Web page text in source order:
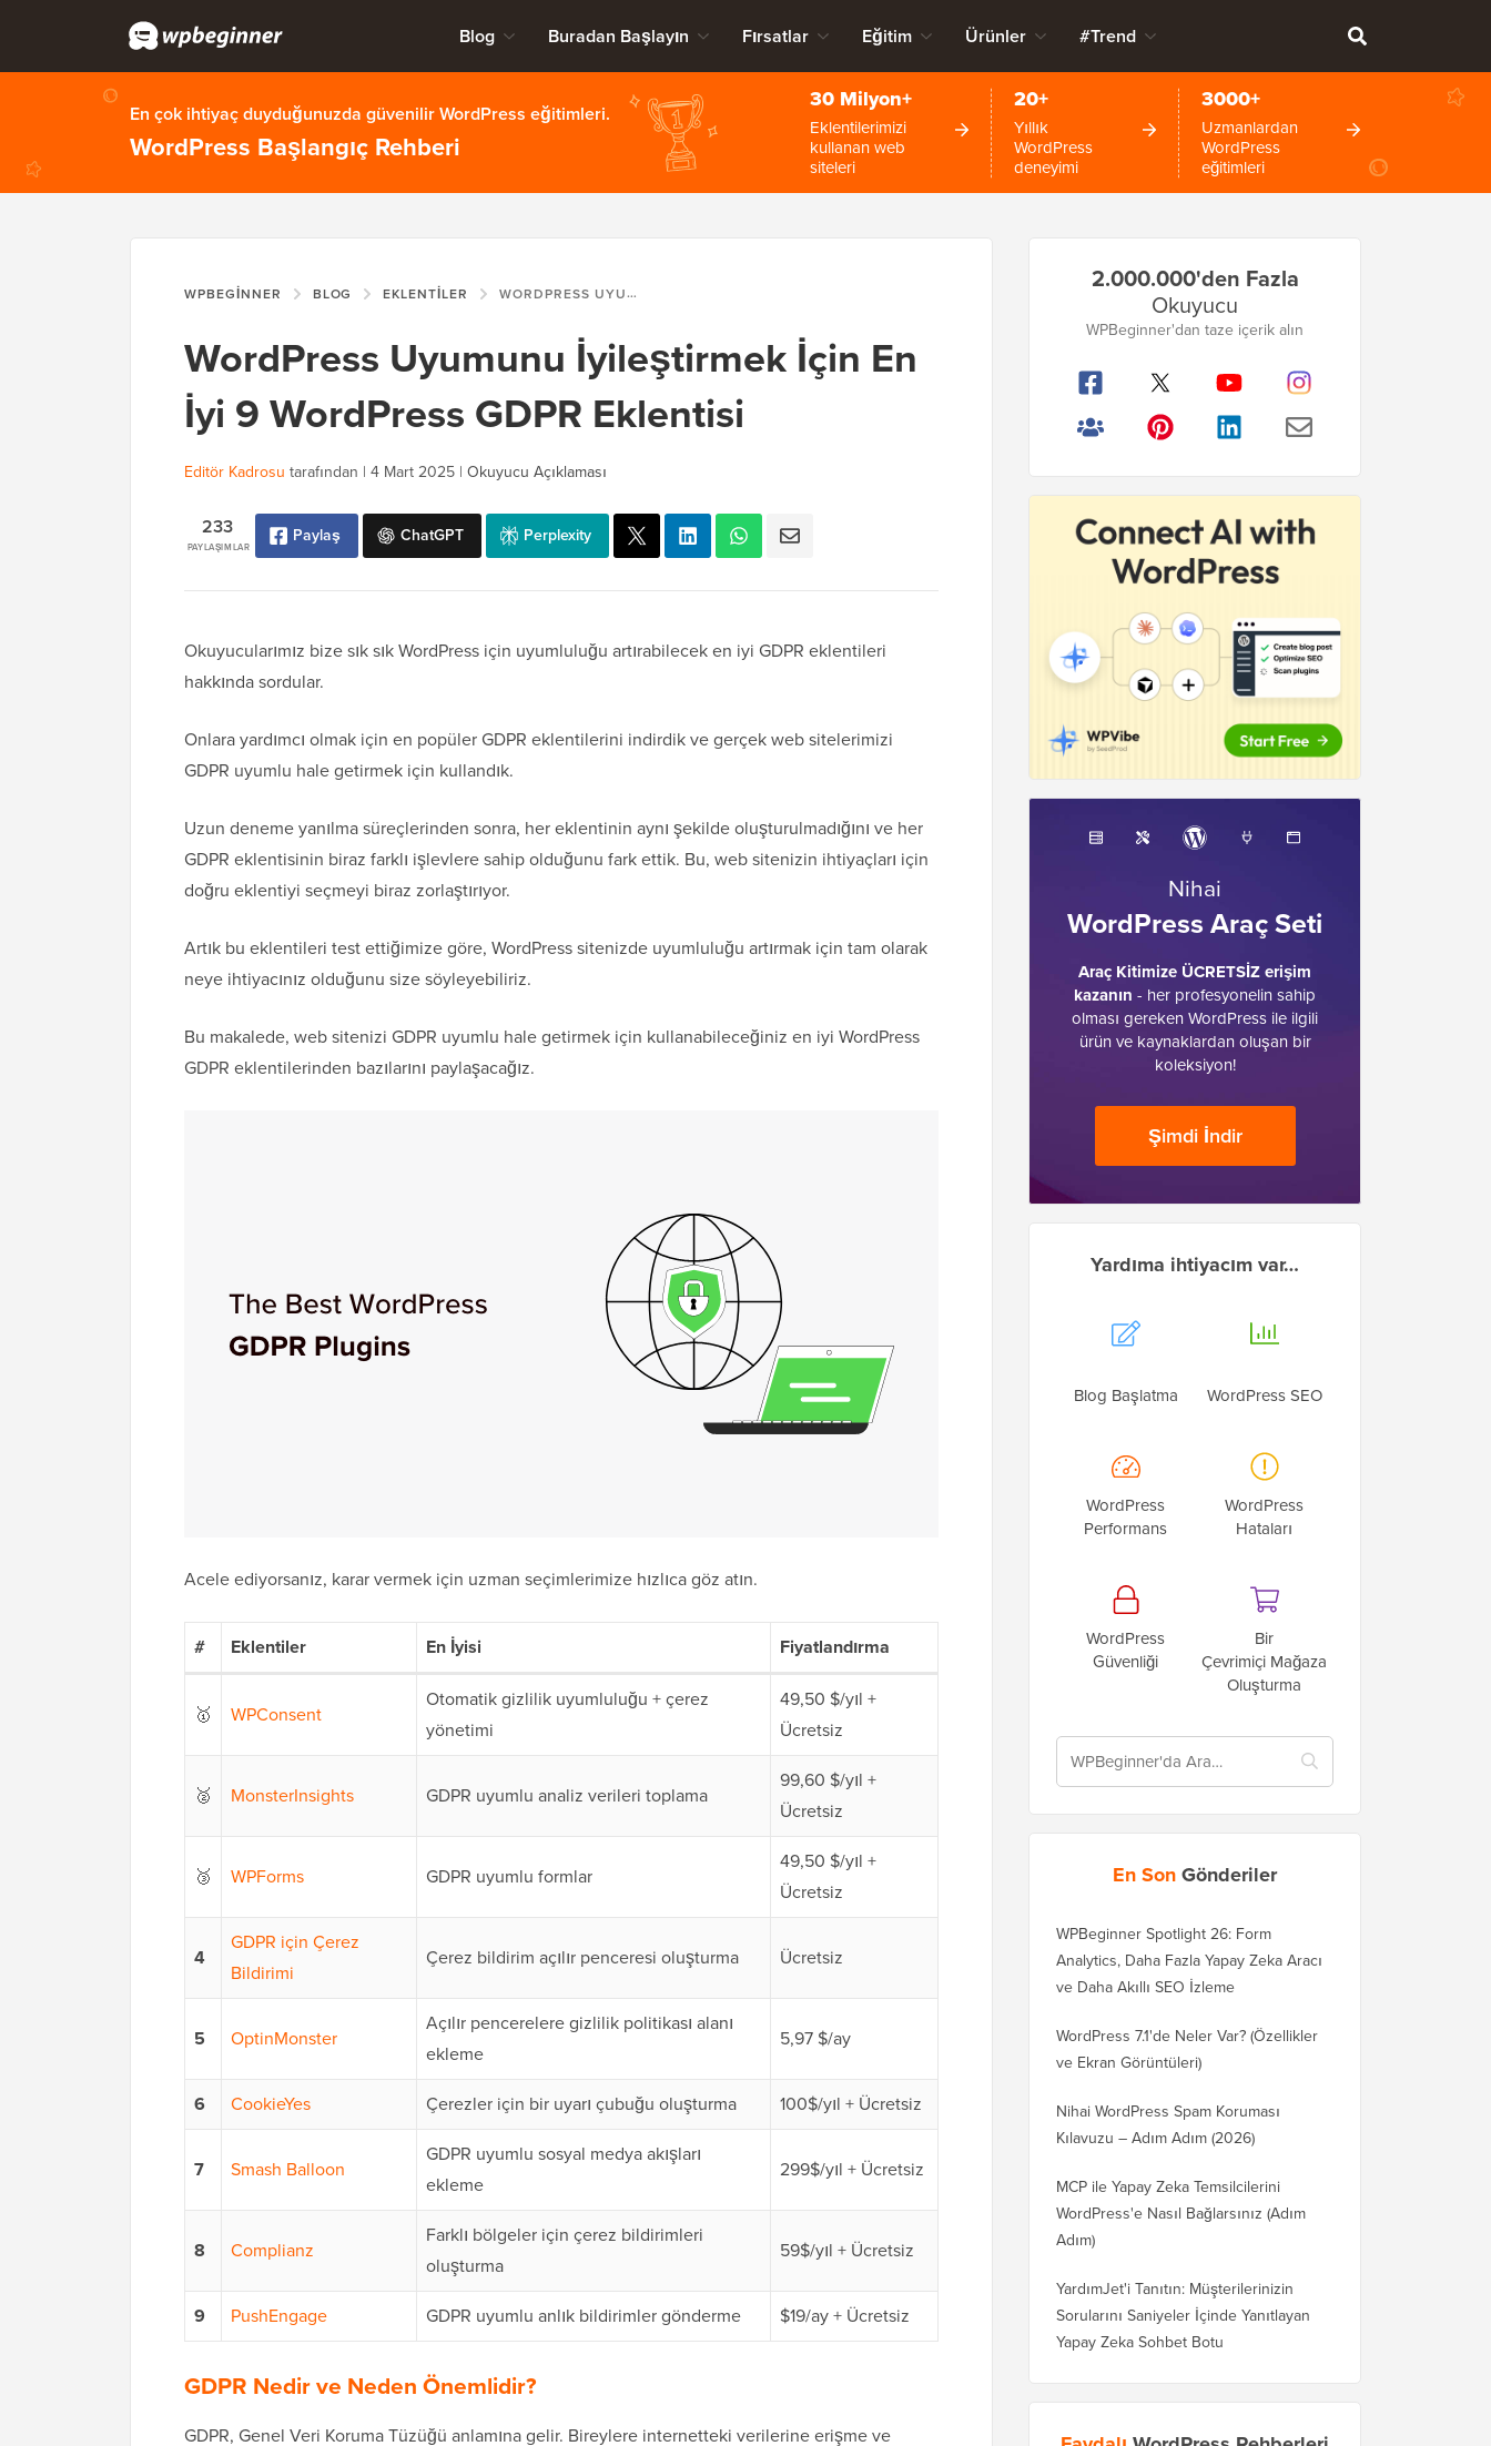
Blog Buradan Başlayın Fırsatlar Eğitim Ürünler #Trend
En çok ihtiyaç duyduğunuzda güvenilir WordPress eğitimleri.
WordPress Başlangıç Rehberi
30 Milyon+
Eklentilerimizi
kullanan web
siteleri
20+
Yıllık
WordPress
deneyimi
3000+
Uzmanlardan
WordPress
eğitimleri
WPBEGINNER BLOG EKLENTILER WORDPRESS UYUMUNU İYILEŞTIRMEK İÇIN EN İYI 9 WORDPRESS GDPR EKLENTISI
WordPress Uyumunu İyileştirmek İçin En
İyi 9 WordPress GDPR Eklentisi
Editör Kadrosu tarafından | 4 Mart 2025 | Okuyucu Açıklaması
PAYLAŞIMLAR
233 Paylaş ChatGPT Perplexity
Okuyucularımız bize sık sık WordPress için uyumluluğu artırabilecek en iyi GDPR eklentileri
hakkında sordular.
Onlara yardımcı olmak için en popüler GDPR eklentilerini indirdik ve gerçek web sitelerimizi
GDPR uyumlu hale getirmek için kullandık.
Uzun deneme yanılma süreçlerinden sonra, her eklentinin aynı şekilde oluşturulmadığını ve her
GDPR eklentisinin biraz farklı işlevlere sahip olduğunu fark ettik. Bu, web sitenizin ihtiyaçları için
doğru eklentiyi seçmeyi biraz zorlaştırıyor.
Artık bu eklentileri test ettiğimize göre, WordPress sitenizde uyumluluğu artırmak için tam olarak
neye ihtiyacınız olduğunu size söyleyebiliriz.
Bu makalede, web sitenizi GDPR uyumlu hale getirmek için kullanabileceğiniz en iyi WordPress
GDPR eklentilerinden bazılarını paylaşacağız.
Acele ediyorsanız, karar vermek için uzman seçimlerimize hızlıca göz atın.
# Eklentiler En İyisi Fiyatlandırma
🥇 WPConsent
Otomatik gizlilik uyumluluğu + çerez
yönetimi
49,50 $/yıl +
Ücretsiz
🥈 MonsterInsights GDPR uyumlu analiz verileri toplama
99,60 $/yıl +
Ücretsiz
🥉 WPForms GDPR uyumlu formlar
49,50 $/yıl +
Ücretsiz
4
GDPR için Çerez
Bildirimi
Çerez bildirim açılır penceresi oluşturma Ücretsiz
5 OptinMonster
Açılır pencerelere gizlilik politikası alanı
ekleme
5,97 $/ay
6 CookieYes Çerezler için bir uyarı çubuğu oluşturma 100$/yıl + Ücretsiz
7 Smash Balloon
GDPR uyumlu sosyal medya akışları
ekleme
299$/yıl + Ücretsiz
8 Complianz
Farklı bölgeler için çerez bildirimleri
oluşturma
59$/yıl + Ücretsiz
9 PushEngage GDPR uyumlu anlık bildirimler gönderme $19/ay + Ücretsiz
GDPR Nedir ve Neden Önemlidir?
GDPR, Genel Veri Koruma Tüzüğü anlamına gelir. Bireylere internetteki verilerine erişme ve
Kenar
Çubuğu
2.000.000'den Fazla
Okuyucu
WPBeginner'dan taze içerik alın
Nihai
WordPress Araç Seti
Araç Kitimize ÜCRETSİZ erişim
kazanın - her profesyonelin sahip
olması gereken WordPress ile ilgili
ürün ve kaynaklardan oluşan bir
koleksiyon!
Şimdi İndir
Yardıma ihtiyacım var…
Blog Başlatma WordPress SEO
WordPress
Performans
WordPress
Hataları
WordPress
Güvenliği
Bir
Çevrimiçi Mağaza
Oluşturma
En SonGönderiler
WPBeginner Spotlight 26: Form
Analytics, Daha Fazla Yapay Zeka Aracı
ve Daha Akıllı SEO İzleme
WordPress 7.1'de Neler Var? (Özellikler
ve Ekran Görüntüleri)
Nihai WordPress Spam Koruması
Kılavuzu – Adım Adım (2026)
MCP ile Yapay Zeka Temsilcilerini
WordPress'e Nasıl Bağlarsınız (Adım
Adım)
YardımJet'i Tanıtın: Müşterilerinizin
Sorularını Saniyeler İçinde Yanıtlayan
Yapay Zeka Sohbet Botu